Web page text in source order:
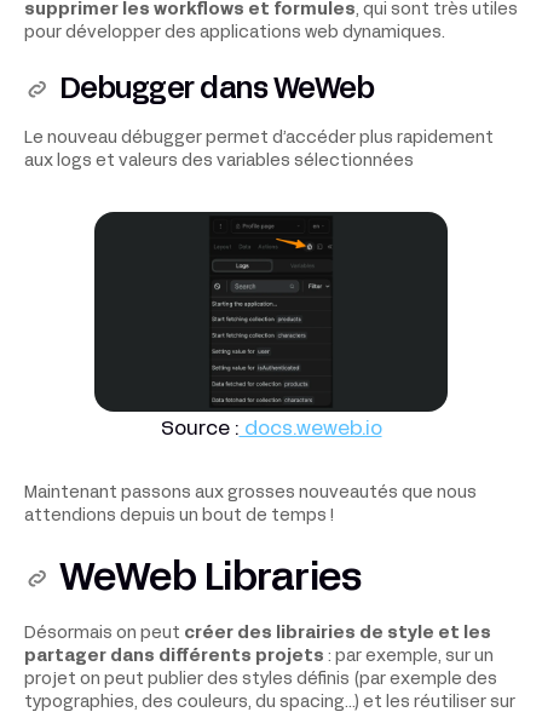
supprimer les workflows et formules, qui sont très utiles
pour développer des applications web dynamiques.
Debugger dans WeWeb
Le nouveau débugger permet d’accéder plus rapidement
aux logs et valeurs des variables sélectionnées
Source : docs.weweb.io
Maintenant passons aux grosses nouveautés que nous
attendions depuis un bout de temps !
WeWeb Libraries
Désormais on peut créer des librairies de style et les
partager dans différents projets : par exemple, sur un
projet on peut publier des styles définis (par exemple des
typographies, des couleurs, du spacing…) et les réutiliser sur